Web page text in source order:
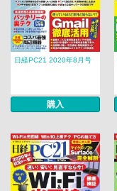
日経PC21 2020年8月号
購入